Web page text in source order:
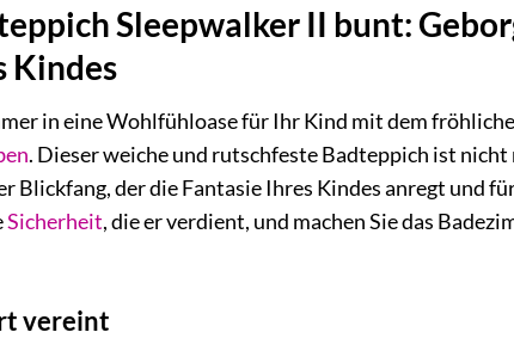
Sleepwalker II bunt:
Kindes
in eine Wohlfühloase für Ihr Kind mit dem
. Dieser weiche und rutschfeste Badteppich ist
Blickfang, der die Fantasie Ihres Kindes anregt und
Sicherheit, die er verdient, und machen Sie das
vereint